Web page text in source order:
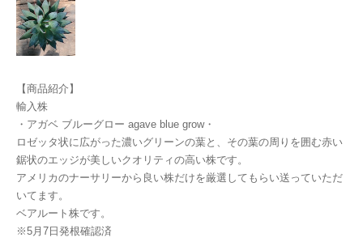
【商品紹介】
輸入株
・アガベ ブルーグロー agave blue grow・
ロゼッタ状に広がった濃いグリーンの葉と、その葉の周りを囲む赤い
鋸状のエッジが美しいクオリティの高い株です。
アメリカのナーサリーから良い株だけを厳選してもらい送っていただ
いてます。
ベアルート株です。
※5月7日発根確認済